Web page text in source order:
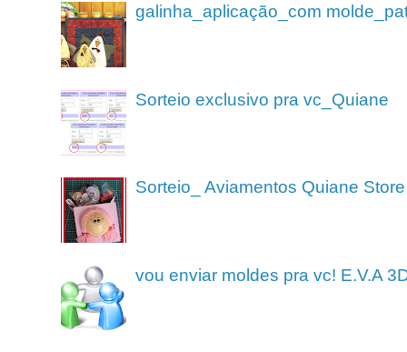
galinha_aplicação_com
Sorteio exclusivo pra vc_Quiane
Sorteio_ Aviamentos Quiane Store
vou enviar moldes pra vc! E.V.A